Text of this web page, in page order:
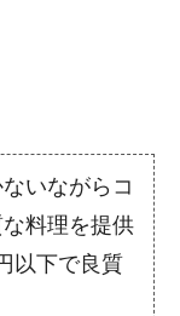
いながらコ
料理を提供
以下で良質